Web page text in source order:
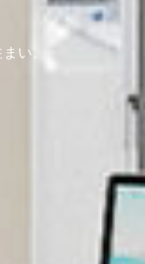
い。